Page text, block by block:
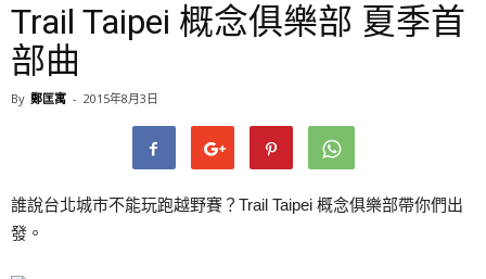
Trail Taipei 概念俱樂部 夏季首
部曲
By 鄭匡寓 - 2015年8月3日
誰說台北城市不能玩跑越野賽？Trail Taipei 概念俱樂部帶你們出
發。